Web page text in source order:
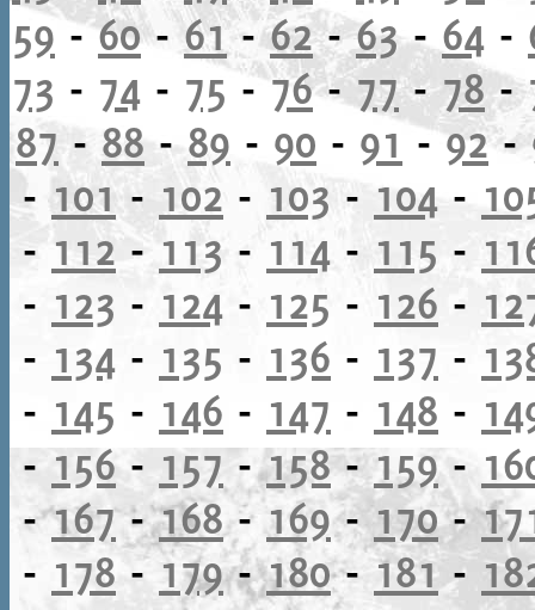
59 -60-61-62-63- 64 -
73 - 74 - 75 -76-77-78-
87 - 88 - 89 - 90 - 91 -92-
-101- 102 - 103- 104 -
- 112-113 - 114 - 115 -
- 123 - 124 - 125 - 126 -
- 134 - 135 - 136 - 137 -
- 145 - 146 - 147 - 148 -
-156-157-158-159-
-167-168-169-170-
- 178 - 179-180-181-